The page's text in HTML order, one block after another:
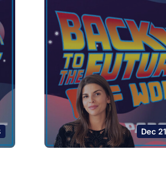
Dec